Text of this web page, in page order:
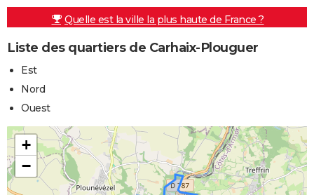
Quelle est la ville la plus haute de France ?
Liste des quartiers de Carhaix-Plouguer
Est
Nord
Ouest
+
−